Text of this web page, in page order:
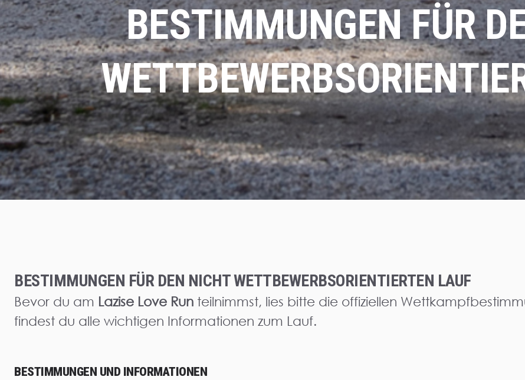
BESTIMMUNGEN FÜR
BESTIMMUNGEN FÜR DEN NICHT WETTBEWERBSORIENTIERTEN LAUF
Bevor du am Lazise Love Run teilnimmst, lies bitte die offiziellen
findest du alle wichtigen Informationen zum Lauf.
BESTIMMUNGEN UND INFORMATIONEN